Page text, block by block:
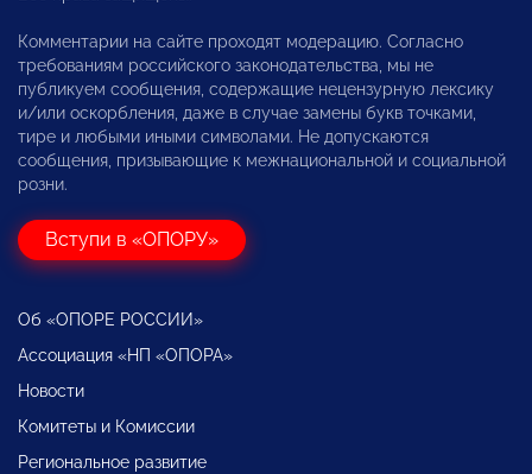
Комментарии на сайте проходят модерацию. Согласно
требованиям российского законодательства, мы не
публикуем сообщения, содержащие нецензурную лексику
и/или оскорбления, даже в случае замены букв точками,
тире и любыми иными символами. Не допускаются
сообщения, призывающие к межнациональной и социальной
розни.
Вступи в «ОПОРУ»
Об «ОПОРЕ РОССИИ»
Ассоциация «НП «ОПОРА»
Новости
Комитеты и Комиссии
Региональное развитие